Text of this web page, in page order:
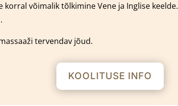
võimalik tõlkimine Vene ja Inglise keelde.
tervendav jõud.
KOOLITUSE INFO